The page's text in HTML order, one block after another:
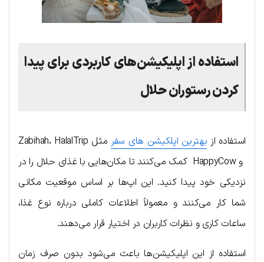
استفاده از اپلیکیشن‌های کاربردی برای پیدا
کردن رستوران حلال
استفاده از بهترین اپلکیشن های سفر
مثل Zabihah، HalalTrip
و HappyCow کمک می‌کنند تا مکان‌هایی با غذای حلال را در
نزدیکی خود پیدا کنید. این اپ‌ها بر اساس موقعیت مکانی
شما کار می‌کنند و معمولاً اطلاعات کاملی درباره نوع غذا،
ساعات کاری و نظرات کاربران در اختیار قرار می‌دهند.
استفاده از این اپلیکیشن‌ها باعث می‌شود بدون صرف زمان